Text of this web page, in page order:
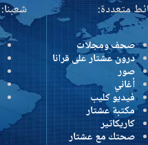
متعددة:
صحف ومجلات
درون عشتار على قرانا
صور
أغاني
فيديو كليب
مكتبة عشتار
كاريكاتير
صحتك مع عشتار
شعبنا: